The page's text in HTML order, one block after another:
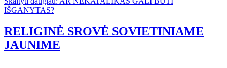
IŠGANYTAS?
RELIGINĖ SROVĖ SOVIETINIAME
JAUNIME